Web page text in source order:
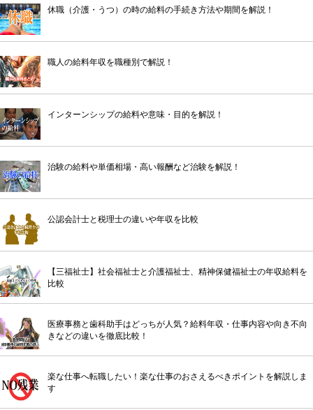
休職（介護・うつ）の時の給料の手続き方法や期間を解説！
職人の給料年収を職種別で解説！
インターンシップの給料や意味・目的を解説！
治験の給料や単価相場・高い報酬など治験を解説！
公認会計士と税理士の違いや年収を比較
【三福祉士】社会福祉士と介護福祉士、精神保健福祉士の年収給料を
比較
医療事務と歯科助手はどっちが人気？給料年収・仕事内容や向き不向
きなどの違いを徹底比較！
楽な仕事へ転職したい！楽な仕事のおさえるべきポイントを解説しま
す